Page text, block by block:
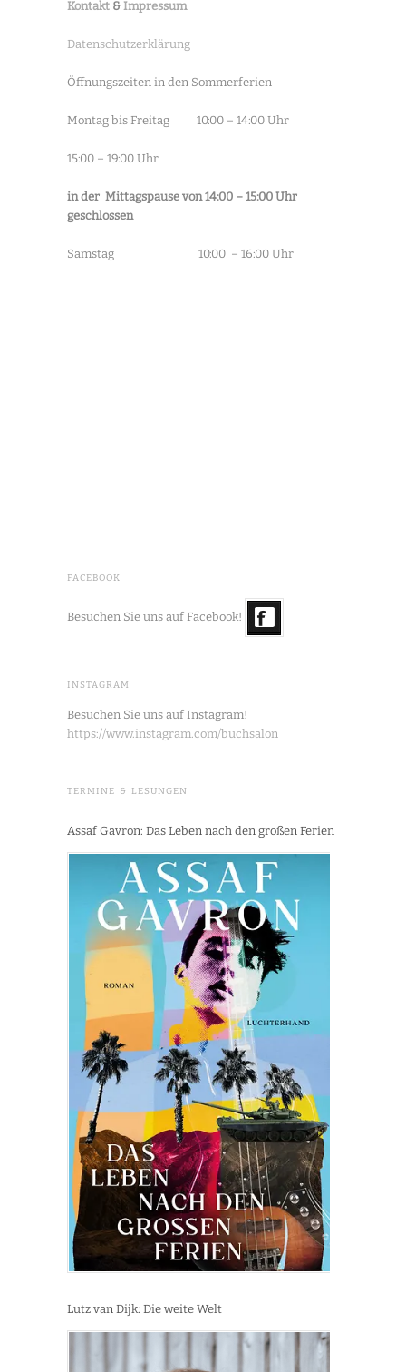
Kontakt & Impressum
Datenschutzerklärung
Öffnungszeiten in den Sommerferien
Montag bis Freitag 10:00 – 14:00 Uhr
15:00 – 19:00 Uhr
in der Mittagspause von 14:00 – 15:00 Uhr
geschlossen
Samstag 10:00 – 16:00 Uhr
FACEBOOK
Besuchen Sie uns auf Facebook!
INSTAGRAM
Besuchen Sie uns auf Instagram!
https://www.instagram.com/buchsalon
TERMINE & LESUNGEN
Assaf Gavron: Das Leben nach den großen Ferien
Lutz van Dijk: Die weite Welt